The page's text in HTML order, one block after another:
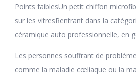
Points faiblesUn petit chiffon
sur les vitresRentrant dans la
céramique auto professionnelle, en
Les personnes souffrant de
comme la maladie cœliaque ou la